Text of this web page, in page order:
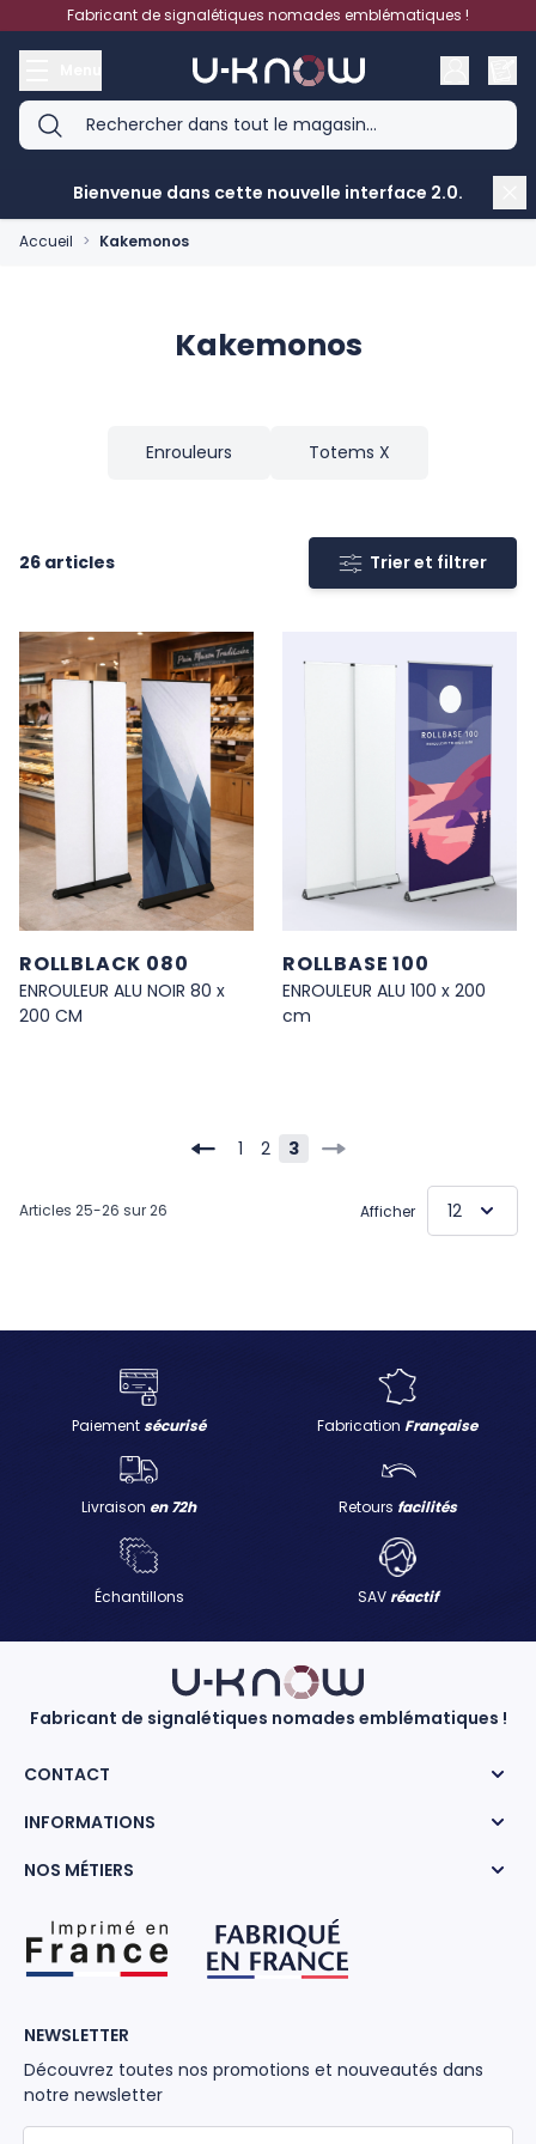
Aller au contenuFabricant de signalétiques nomades emblématiques !
UKNOW
Bienvenue dans cette nouvelle interface 2.0.
Accueil > Kakemonos
Kakemonos
Enrouleurs Totems X
26 articles Trier et filtrer
ROLLBLACK 080
ENROULEUR ALU NOIR 80 x
200 CM
ROLLBASE 100
ENROULEUR ALU 100 x 200
cm
Articles 25-26 sur26
Page
1 Page
2 Vous lisez actuellement la
3
Afficher
Paiement sécurisé Fabrication Française
Livraison en 72h Retours facilités
Échantillons SAVréactif
Fabricant de signalétiques nomades emblématiques !
CONTACT
INFORMATIONS
NOS MÉTIERS
NEWSLETTER
Découvrez toutes nos promotions et nouveautés dans
notre newsletter